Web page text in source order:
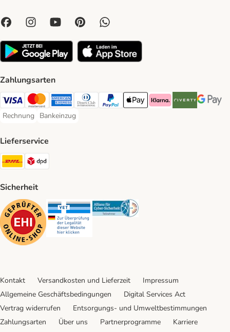
Zahlungsarten
Visa Payment Method
Mastercard Payment Method
American Express Payment Method
Diners Club Payment Method
PayPal Payment Method
Apple Pay Payment Method
Klarna Payment Method
Riverty Payment
Google
Rechnung
Rechnung Payment Method
Bankeinzug
Bankeinzug Payment Method
Lieferservice
DHL Shipping Method
Sicherheit
Security Security Security
Kontakt Versandkosten und Lieferzeit
Impressum
Allgemeine Geschäftsbedingungen
Digital Services Act
Vertrag widerrufen
Entsorgungs- und Umweltbestimmungen
Zahlungsarten
Über uns Partnerprogramme
Karriere